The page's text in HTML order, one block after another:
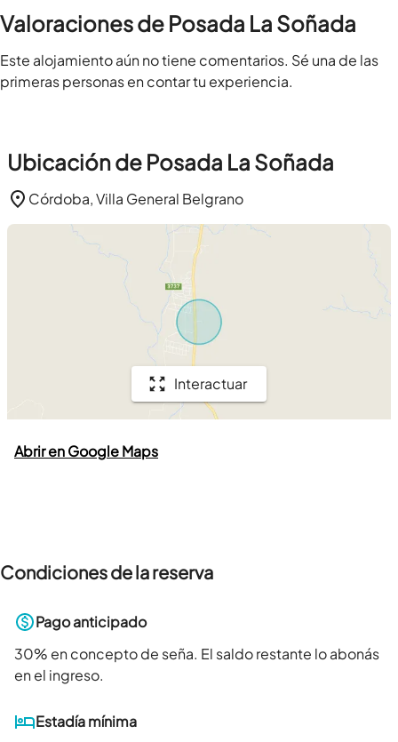
Valoraciones de Posada La Soñada
Este alojamiento aún no tiene comentarios. Sé una de las
primeras personas en contar tu experiencia.
Ubicación de Posada La Soñada
Córdoba, Villa General Belgrano
Interactuar
Abrir en Google Maps
Condiciones de la reserva
Pago anticipado
30% en concepto de seña. El saldo restante lo abonás
en el ingreso.
Estadía mínima